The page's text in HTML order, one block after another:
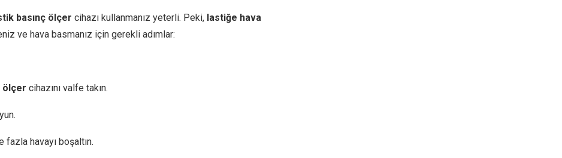
basınç ölçer cihazı kullanmanız yeterli. Peki, lastiğe hava
ve hava basmanız için gerekli adımlar:
ölçer cihazını valfe takın.
havayı boşaltın.